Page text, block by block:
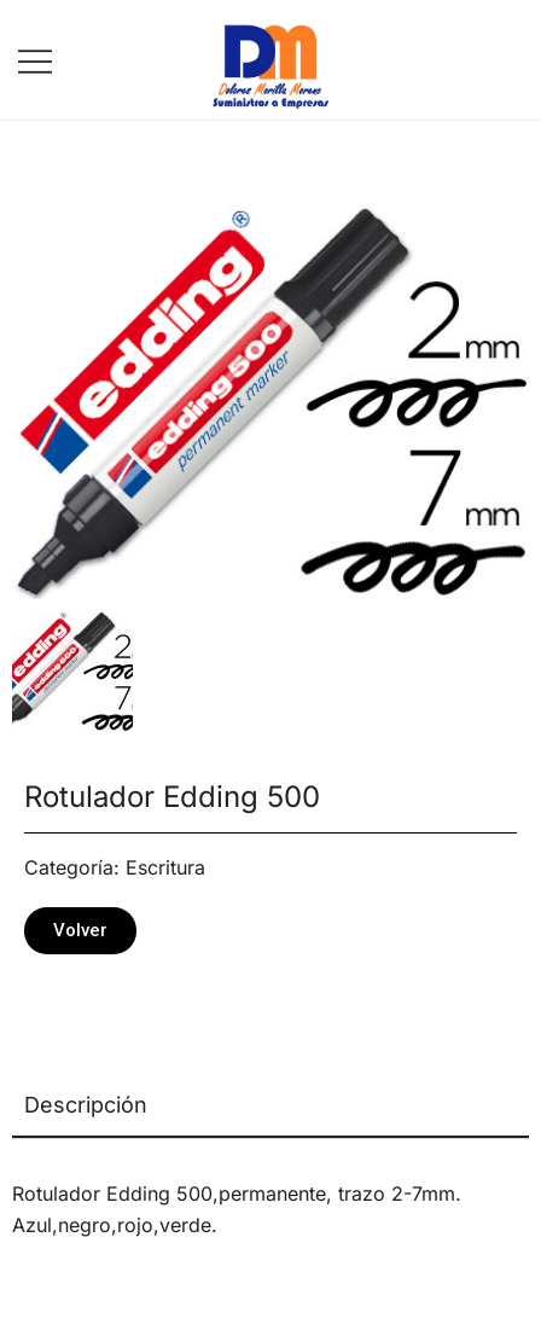
Rotulador Edding 500
Categoría: Escritura
Volver
Descripción
Rotulador Edding 500,permanente, trazo 2-7mm.
Azul,negro,rojo,verde.